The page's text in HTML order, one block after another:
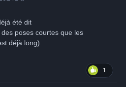
été dit
poses courtes que les
déjà long)
1